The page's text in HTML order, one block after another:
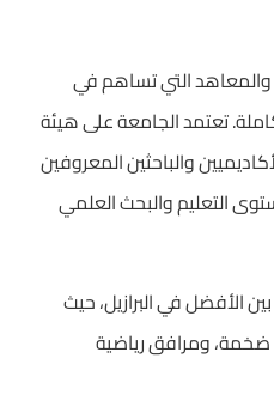
التي تساهم في
تعتمد الجامعة على هيئة
والباحثين المعروفين
التعليم والبحث العلمي
الأفضل في البرازيل، حيث
ومرافق رياضية